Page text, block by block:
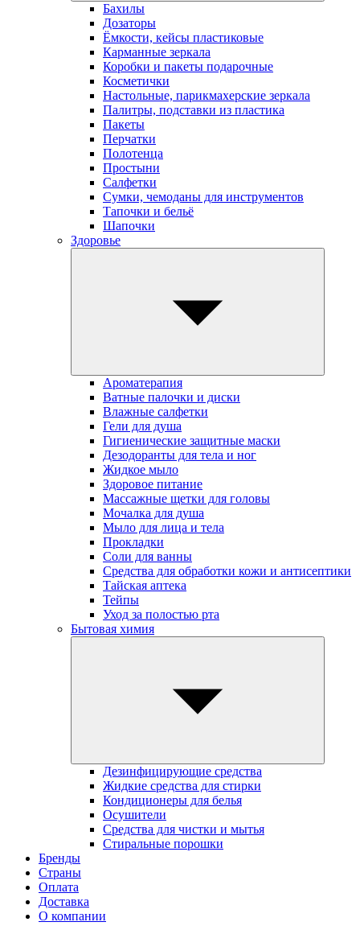
Бахилы
Дозаторы
Ёмкости, кейсы пластиковые
Карманные зеркала
Коробки и пакеты подарочные
Косметички
Настольные, парикмахерские зеркала
Палитры, подставки из пластика
Пакеты
Перчатки
Полотенца
Простыни
Салфетки
Сумки, чемоданы для инструментов
Тапочки и бельё
Шапочки
Здоровье
Ароматерапия
Ватные палочки и диски
Влажные салфетки
Гели для душа
Гигиенические защитные маски
Дезодоранты для тела и ног
Жидкое мыло
Здоровое питание
Массажные щетки для головы
Мочалка для душа
Мыло для лица и тела
Прокладки
Соли для ванны
Средства для обработки кожи и антисептики
Тайская аптека
Тейпы
Уход за полостью рта
Бытовая химия
Дезинфицирующие средства
Жидкие средства для стирки
Кондиционеры для белья
Осушители
Средства для чистки и мытья
Стиральные порошки
Бренды
Страны
Оплата
Доставка
О компании